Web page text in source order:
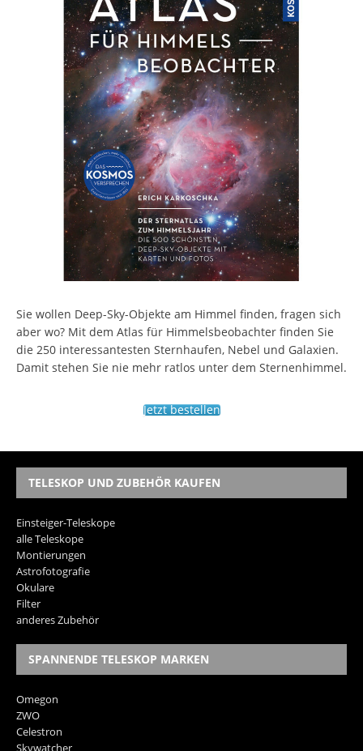
Sie wollen Deep-Sky-Objekte am Himmel finden, fragen sich
aber wo? Mit dem Atlas für Himmelsbeobachter finden Sie
die 250 interessantesten Sternhaufen, Nebel und Galaxien.
Damit stehen Sie nie mehr ratlos unter dem Sternenhimmel.
Jetzt bestellen
TELESKOP UND ZUBEHÖR KAUFEN
Einsteiger-Teleskope
alle Teleskope
Montierungen
Astrofotografie
Okulare
Filter
anderes Zubehör
SPANNENDE TELESKOP MARKEN
Omegon
ZWO
Celestron
Skywatcher